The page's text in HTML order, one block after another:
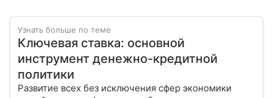
Узнать больше по теме
Ключевая ставка: основной
инструмент денежно-кредитной
политики
Развитие всех без исключения сфер экономики